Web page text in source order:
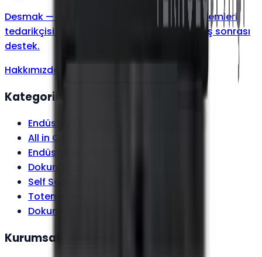
Desmak —
endüstriyel elektronik & POS sistemleri
tedarikçisi. Kurumsal kalite, hızlı kargo, satış sonrası
destek.
Hakkımızda
Kategoriler
Endüstriyel Panel PC
All in One PC
Endüstriyel Box PC
Dokunmatik Monitör
Self Servis Kiosk
Totem Kiosk
Dokunmatik POS PC
Kurumsal